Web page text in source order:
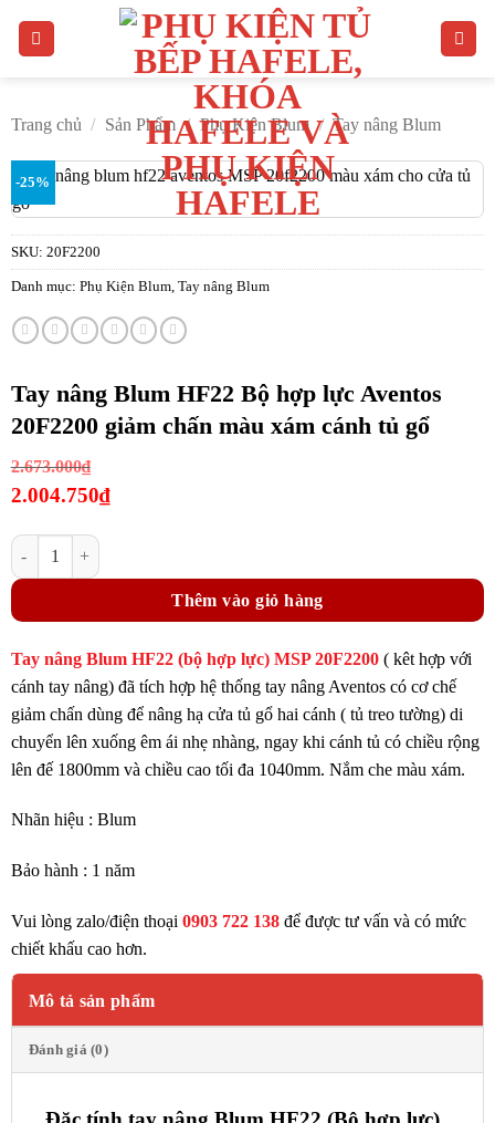
Trang chủ / Sản Phẩm / Phụ Kiện Blum / Tay nâng Blum
-25%
SKU: 20F2200
Danh mục: Phụ Kiện Blum, Tay nâng Blum
Tay nâng Blum HF22 Bộ hợp lực Aventos
20F2200 giảm chấn màu xám cánh tủ gổ
2.673.000₫
gốc
2.673.000₫.
2.004.750₫
tại
Tay nâng Blum HF22 Bộ hợp lực Aventos 20F2200 giảm chấn màu
Thêm vào giỏ hàng
Tay nâng Blum HF22 (bộ hợp lực) MSP 20F2200( kêt hợp với
cánh tay nâng) đã tích hợp hệ thống tay nâng Aventos có cơ chế
giảm chấn dùng để nâng hạ cửa tủ gổ hai cánh ( tủ treo tường) di
chuyển lên xuống êm ái nhẹ nhàng, ngay khi cánh tủ có chiều rộng
lên đế 1800mm và chiều cao tối đa 1040mm. Nắm che màu xám.
Nhãn hiệu : Blum
Bảo hành : 1 năm
Vui lòng zalo/điện thoại 0903 722 138để được tư vấn và có mức
chiết khấu cao hơn.
Mô tả sản phẩm
Đánh giá (0)